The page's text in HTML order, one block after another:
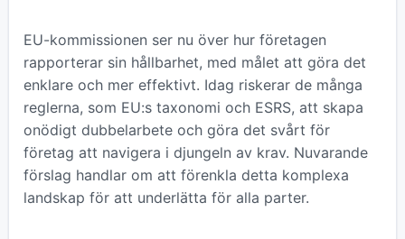
EU-kommissionen ser nu över hur företagen
rapporterar sin hållbarhet, med målet att göra det
enklare och mer effektivt. Idag riskerar de många
reglerna, som EU:s taxonomi och ESRS, att skapa
onödigt dubbelarbete och göra det svårt för
företag att navigera i djungeln av krav. Nuvarande
förslag handlar om att förenkla detta komplexa
landskap för att underlätta för alla parter.